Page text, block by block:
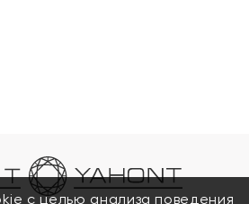
с целью анализа поведения